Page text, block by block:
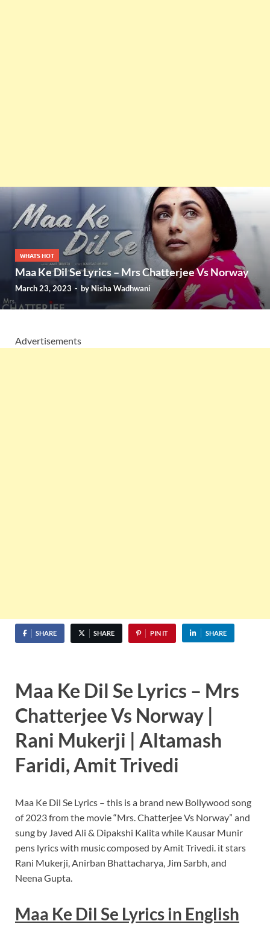
WHATS HOT
Maa Ke Dil Se Lyrics – Mrs Chatterjee Vs Norway
March 23, 2023 - by Nisha Wadhwani
Advertisements
SHARE SHARE PIN IT SHARE
Maa Ke Dil Se Lyrics – Mrs
Chatterjee Vs Norway |
Rani Mukerji | Altamash
Faridi, Amit Trivedi
Maa Ke Dil Se Lyrics – this is a brand new Bollywood song
of 2023 from the movie “Mrs. Chatterjee Vs Norway” and
sung by Javed Ali & Dipakshi Kalita while Kausar Munir
pens lyrics with music composed by Amit Trivedi. it stars
Rani Mukerji, Anirban Bhattacharya, Jim Sarbh, and
Neena Gupta.
Maa Ke Dil Se Lyricsin English